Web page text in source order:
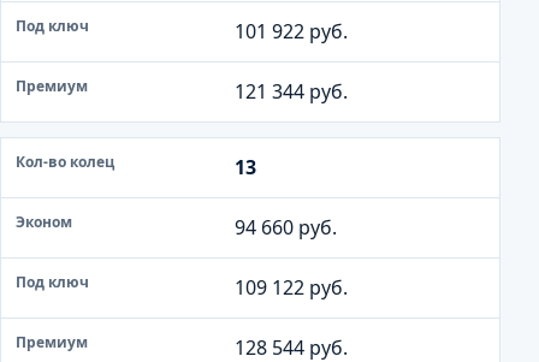
101 922 руб.
121 344 руб.
13
94 660 руб.
109 122 руб.
128 544 руб.